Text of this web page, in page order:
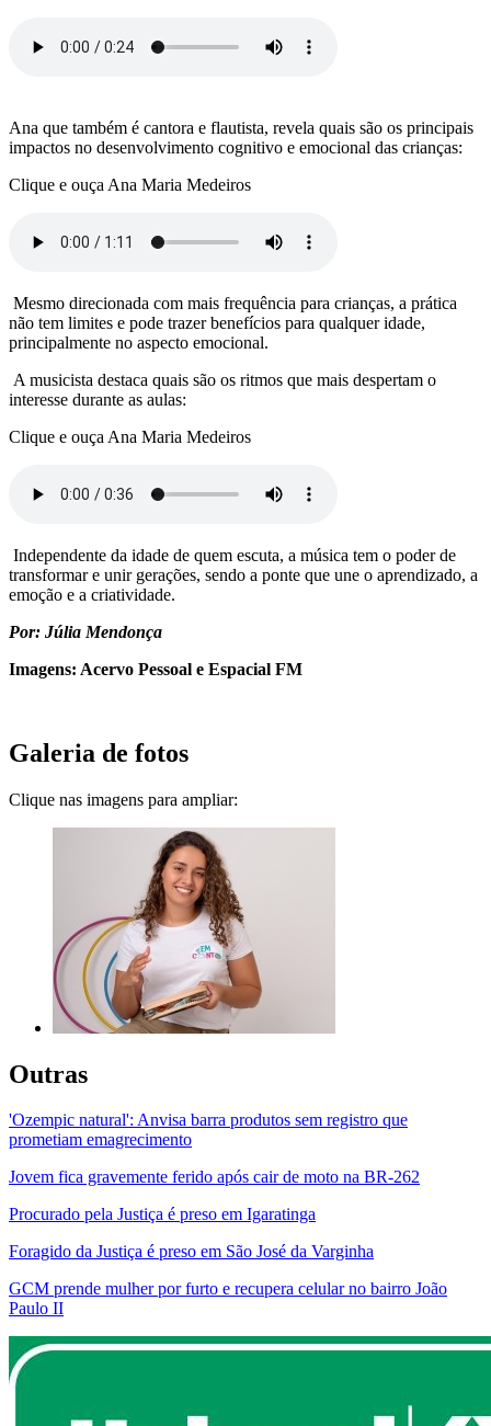
Ana que também é cantora e flautista, revela quais são os principais
impactos no desenvolvimento cognitivo e emocional das crianças:
Clique e ouça Ana Maria Medeiros
Mesmo direcionada com mais frequência para crianças, a prática
não tem limites e pode trazer benefícios para qualquer idade,
principalmente no aspecto emocional.
A musicista destaca quais são os ritmos que mais despertam o
interesse durante as aulas:
Clique e ouça Ana Maria Medeiros
Independente da idade de quem escuta, a música tem o poder de
transformar e unir gerações, sendo a ponte que une o aprendizado, a
emoção e a criatividade.
Por: Júlia Mendonça
Imagens: Acervo Pessoal e Espacial FM
Galeria de fotos
Clique nas imagens para ampliar:
Outras
'Ozempic natural': Anvisa barra produtos sem registro que
prometiam emagrecimento
Jovem fica gravemente ferido após cair de moto na BR-262
Procurado pela Justiça é preso em Igaratinga
Foragido da Justiça é preso em São José da Varginha
GCM prende mulher por furto e recupera celular no bairro João
Paulo II